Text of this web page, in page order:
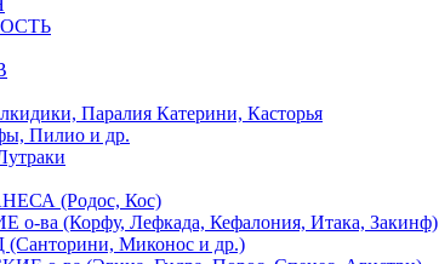
Паралия Катерини, Касторья
Пилио и др.
(Родос, Кос)
ва (Корфу, Лефкада, Кефалония, Итака, Закинф)
Миконос и др.)